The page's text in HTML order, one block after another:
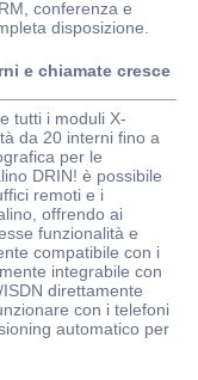
conferenza e
disposizione.
e chiamate cresce
tutti i moduli X-
da 20 interni fino a
per le
DRIN! è possibile
remoti e i
offrendo ai
funzionalità e
compatibile con i
integrabile con
direttamente
con i telefoni
automatico per